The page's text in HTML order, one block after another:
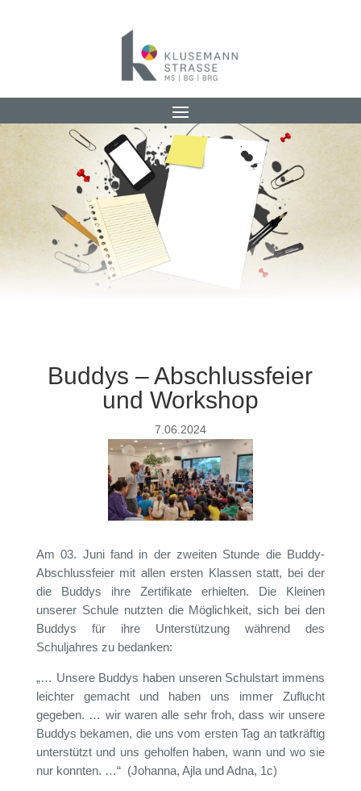
Buddys – Abschlussfeier
und Workshop
7.06.2024
Am 03. Juni fand in der zweiten Stunde die Buddy-
Abschlussfeier mit allen ersten Klassen statt, bei der
die Buddys ihre Zertifikate erhielten. Die Kleinen
unserer Schule nutzten die Möglichkeit, sich bei den
Buddys für ihre Unterstützung während des
Schuljahres zu bedanken:
„… Unsere Buddys haben unseren Schulstart immens
leichter gemacht und haben uns immer Zuflucht
gegeben. … wir waren alle sehr froh, dass wir unsere
Buddys bekamen, die uns vom ersten Tag an tatkräftig
unterstützt und uns geholfen haben, wann und wo sie
nur konnten. …“ (Johanna, Ajla und Adna, 1c)